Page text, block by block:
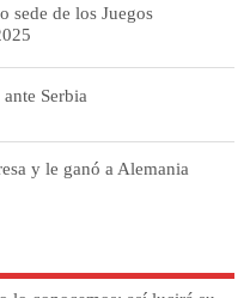
sede de los Juegos
Serbia
y le ganó a Alemania